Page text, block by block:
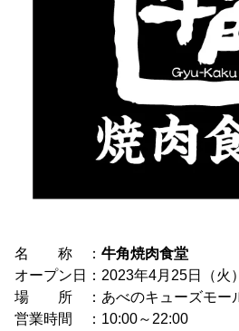
名 称 ： 牛角焼肉食堂
オープン日：2023年4月25日（火）
場 所 ：あべのキューズモール3
営業時間 ：10:00～22:00